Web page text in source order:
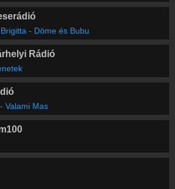
- Döme és Bubu
Rádió
Valami Mas